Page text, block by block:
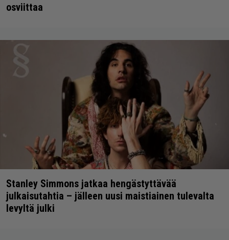
osviittaa
Stanley Simmons jatkaa hengästyttävää
julkaisutahtia – jälleen uusi maistiainen tulevalta
levyltä julki